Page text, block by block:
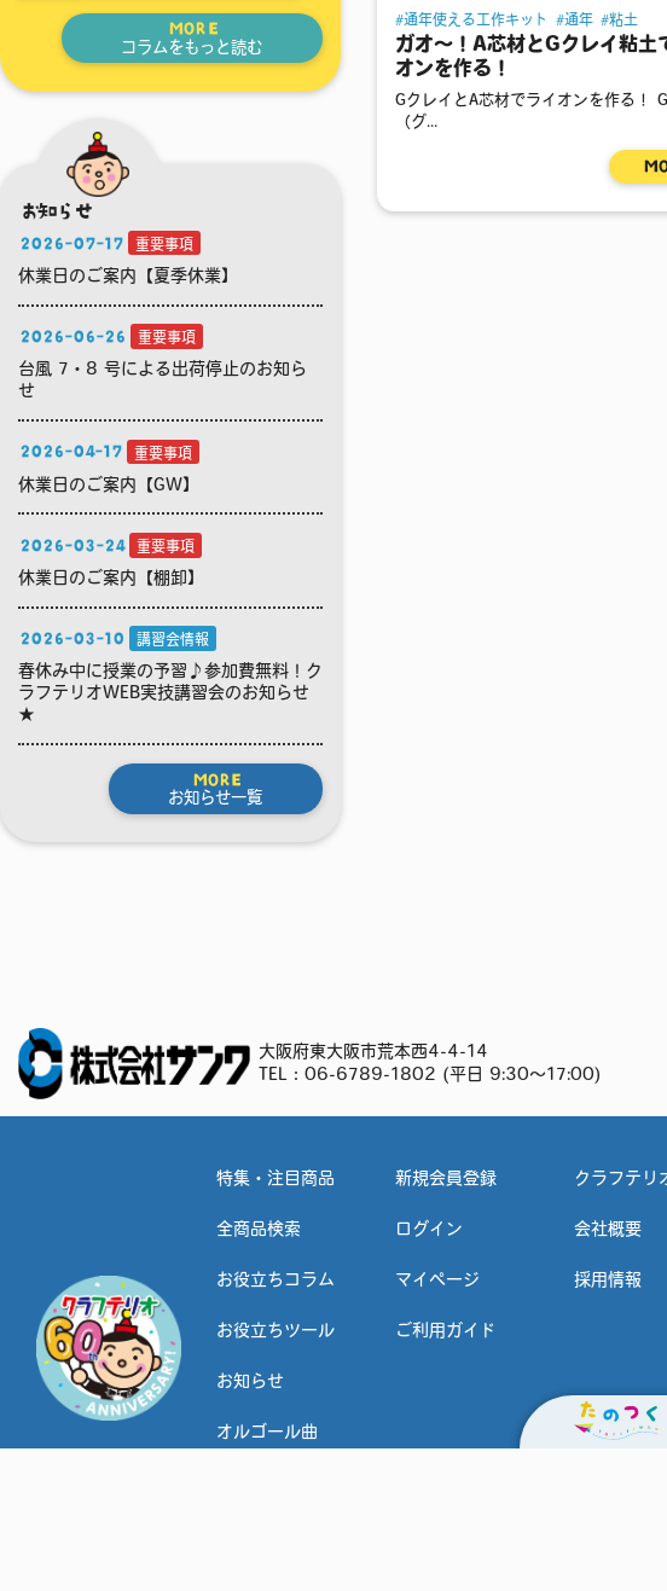
MORE
コラムをもっと読む
お知らせ
2026-07-17 重要事項
休業日のご案内【夏季休業】
2026-06-26 重要事項
台風 7・8 号による出荷停止のお知ら
せ
2026-04-17 重要事項
休業日のご案内【GW】
2026-03-24 重要事項
休業日のご案内【棚卸】
2026-03-10 講習会情報
春休み中に授業の予習♪参加費無料！ク
ラフテリオWEB実技講習会のお知らせ
★
MORE
お知らせ一覧
通年使える工作キット 通年 粘土
ガオ～！A芯材とGクレイ粘土
オンを作る！
GクレイとA芯材でライオンを作る！
（グ...
大阪府東大阪市荒本西4-4-14
TEL：06-6789-1802 (平日 9:30～17:00)
特集・注目商品
全商品検索
お役立ちコラム
お役立ちツール
お知らせ
オルゴール曲
新規会員登録
ログイン
マイページ
ご利用ガイド
クラフテリ
会社概要
採用情報